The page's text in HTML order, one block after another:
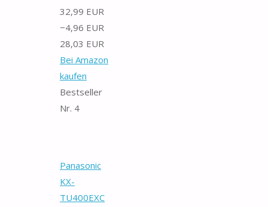
32,99 EUR
−4,96 EUR
28,03 EUR
Bei Amazon
kaufen
Bestseller
Nr. 4
Panasonic
KX-
TU400EXC